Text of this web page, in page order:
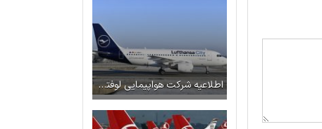
اطلاعیه شرکت هواپیمایی لوفتهانزا: تعلیق مجدد پروازهای این شرکت به ایران